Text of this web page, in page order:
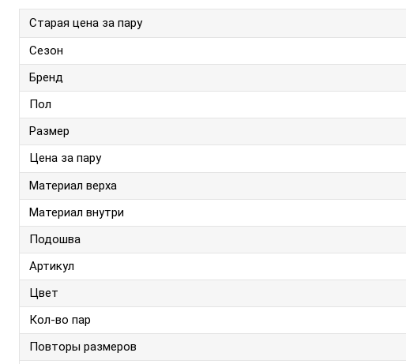
Старая цена за пару
Сезон
Бренд
Пол
Размер
Цена за пару
Материал верха
Материал внутри
Подошва
Артикул
Цвет
Кол-во пар
Повторы размеров